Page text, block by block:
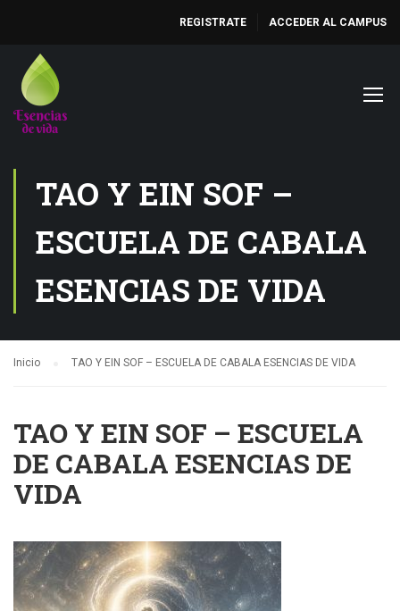
REGISTRATE ACCEDER AL CAMPUS
TAO Y EIN SOF –
ESCUELA DE CABALA
ESENCIAS DE VIDA
Inicio TAO Y EIN SOF – ESCUELA DE CABALA ESENCIAS DE VIDA
TAO Y EIN SOF – ESCUELA
DE CABALA ESENCIAS DE
VIDA